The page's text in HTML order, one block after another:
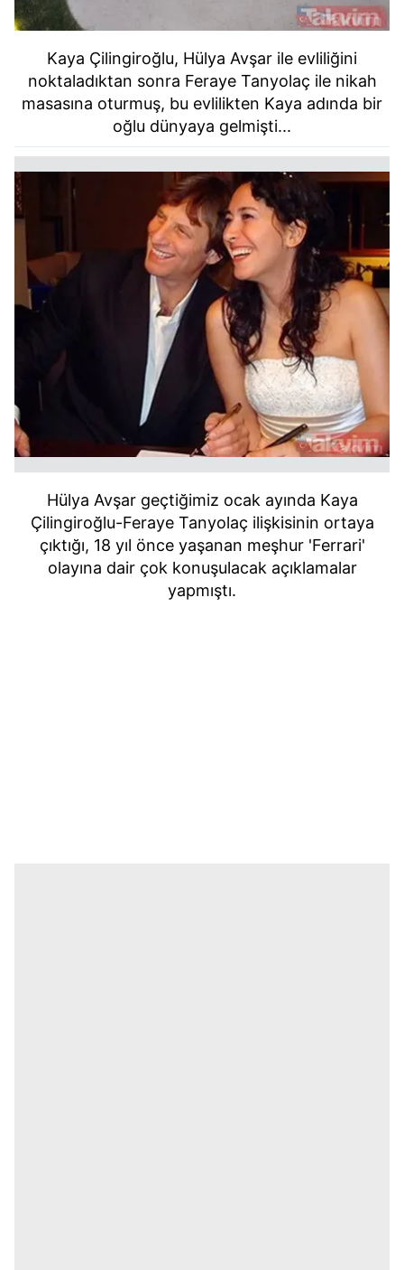
Kaya Çilingiroğlu, Hülya Avşar ile evliliğini
noktaladıktan sonra Feraye Tanyolaç ile nikah
masasına oturmuş, bu evlilikten Kaya adında bir
oğlu dünyaya gelmişti...
Hülya Avşar geçtiğimiz ocak ayında Kaya
Çilingiroğlu-Feraye Tanyolaç ilişkisinin ortaya
çıktığı, 18 yıl önce yaşanan meşhur 'Ferrari'
olayına dair çok konuşulacak açıklamalar
yapmıştı.